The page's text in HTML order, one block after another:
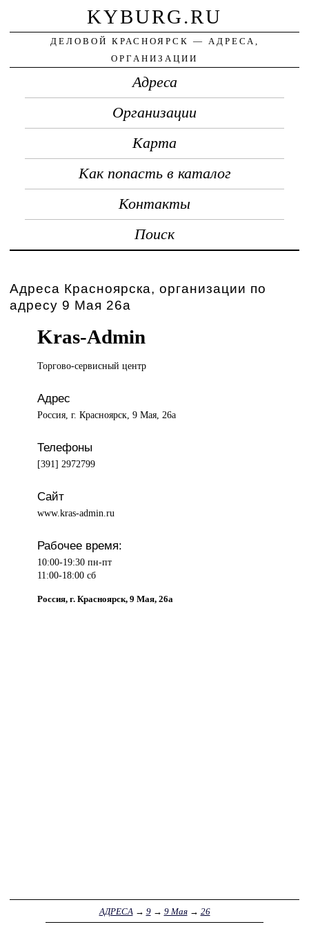
KYBURG.RU
ДЕЛОВОЙ КРАСНОЯРСК — АДРЕСА,
ОРГАНИЗАЦИИ
Адреса
Организации
Карта
Как попасть в каталог
Контакты
Поиск
Адреса Красноярска, организации по
адресу 9 Мая 26а
Kras-Admin
Торгово-сервисный центр
Адрес
Россия, г. Красноярск, 9 Мая, 26а
Телефоны
[391] 2972799
Сайт
www.kras-admin.ru
Рабочее время:
10:00-19:30 пн-пт
11:00-18:00 сб
Россия, г. Красноярск, 9 Мая, 26а
АДРЕСА → 9→ 9 Мая→ 26